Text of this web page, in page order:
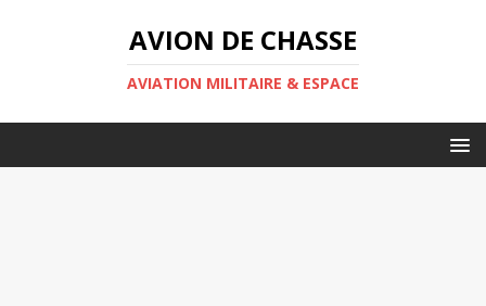
AVION DE CHASSE
AVIATION MILITAIRE & ESPACE